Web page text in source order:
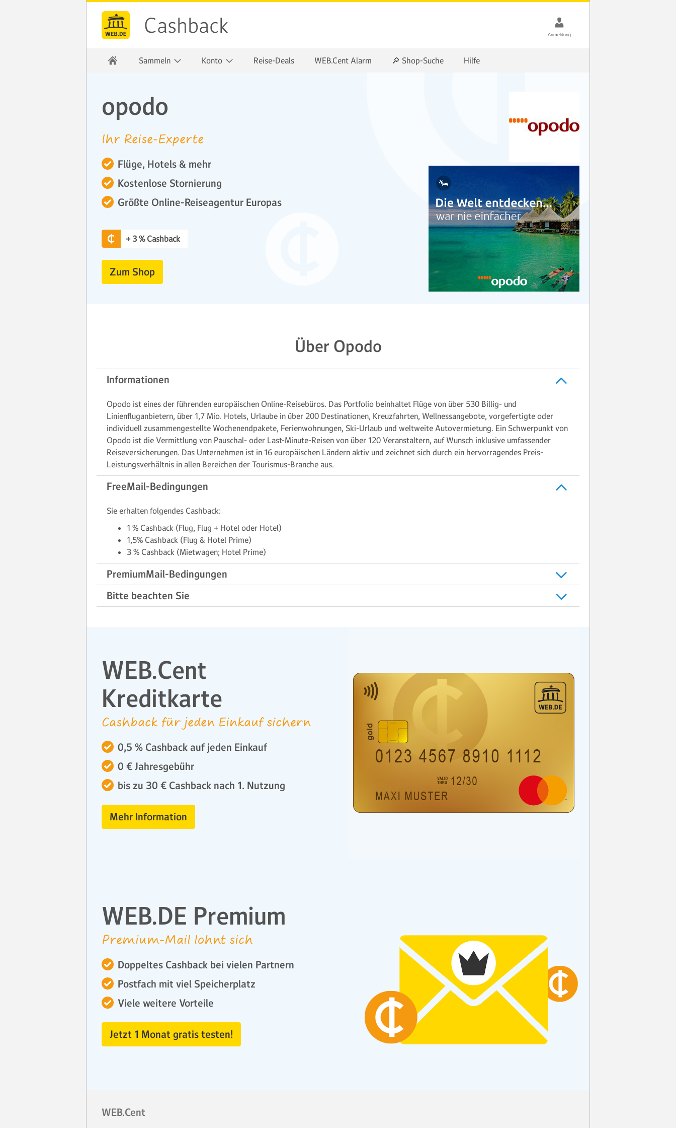
Cashback
Sammeln Konto Reise-Deals WEB.Cent Alarm 🔎 Shop-Suche Hilfe
opodo
Ihr Reise-Experte
Flüge, Hotels & mehr
Kostenlose Stornierung
Größte Online-Reiseagentur Europas
+ 3 % Cashback
Zum Shop
Über Opodo
Informationen
Opodo ist eines der führenden europäischen Online-Reisebüros. Das Portfolio beinhaltet Flüge von über 530 Billig- und
Linienfluganbietern, über 1,7 Mio. Hotels, Urlaube in über 200 Destinationen, Kreuzfahrten, Wellnessangebote, vorgefertigte oder
individuell zusammengestellte Wochenendpakete, Ferienwohnungen, Ski-Urlaub und weltweite Autovermietung. Ein Schwerpunkt von
Opodo ist die Vermittlung von Pauschal- oder Last-Minute-Reisen von über 120 Veranstaltern, auf Wunsch inklusive umfassender
Reiseversicherungen. Das Unternehmen ist in 16 europäischen Ländern aktiv und zeichnet sich durch ein hervorragendes Preis-
Leistungsverhältnis in allen Bereichen der Tourismus-Branche aus.
FreeMail-Bedingungen
Sie erhalten folgendes Cashback:
1 % Cashback (Flug, Flug + Hotel oder Hotel)
1,5% Cashback (Flug & Hotel Prime)
3 % Cashback (Mietwagen; Hotel Prime)
PremiumMail-Bedingungen
Bitte beachten Sie
WEB.Cent
Kreditkarte
Cashback für jeden Einkauf sichern
0,5 % Cashback auf jeden Einkauf
0 € Jahresgebühr
bis zu 30 € Cashback nach 1. Nutzung
Mehr Information
WEB.DE Premium
Premium-Mail lohnt sich
Doppeltes Cashback bei vielen Partnern
Postfach mit viel Speicherplatz
Viele weitere Vorteile
Jetzt 1 Monat gratis testen!
WEB.Cent